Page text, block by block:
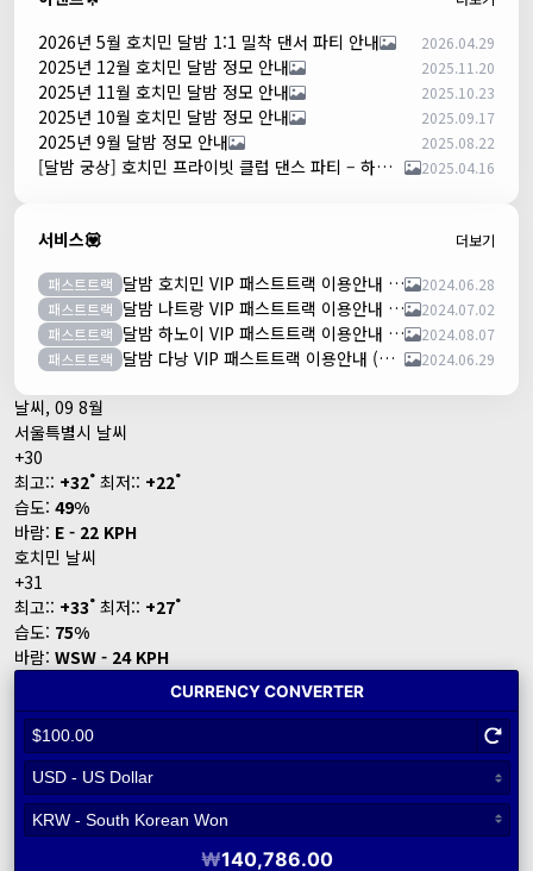
2026년 5월 호치민 달밤 1:1 밀착 댄서 파티 안내 2026.04.29
2025년 12월 호치민 달밤 정모 안내 2025.11.20
2025년 11월 호치민 달밤 정모 안내 2025.10.23
2025년 10월 호치민 달밤 정모 안내 2025.09.17
2025년 9월 달밤 정모 안내 2025.08.22
[달밤 궁상] 호치민 프라이빗 클럽 댄스 파티 – 하루 한 팀만! 2025.04.16
서비스💟 더보기
패스트트랙 달밤 호치민 VIP 패스트트랙 이용안내 (떤션넛공항)
2024.06.28
패스트트랙
달밤 나트랑 VIP 패스트트랙 이용안내 (깜란공항)
2024.07.02
패스트트랙
달밤 하노이 VIP 패스트트랙 이용안내 (노이바이공항)
2024.08.07
패스트트랙
달밤 다낭 VIP 패스트트랙 이용안내 (다낭국제공항) 2024.06.29
날씨, 09 8월
서울특별시 날씨
+30
최고:: +32° 최저:: +22°
습도: 49%
바람: E - 22 KPH
호치민 날씨
+31
최고:: +33° 최저:: +27°
습도: 75%
바람: WSW - 24 KPH